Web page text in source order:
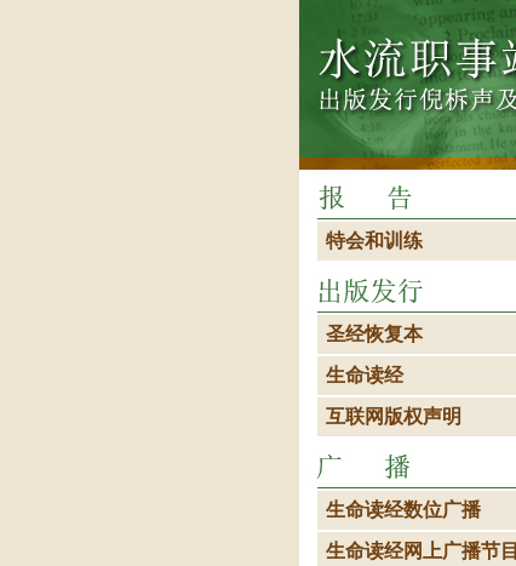
特会和训练
圣经恢复本
生命读经
互联网版权声明
生命读经数位广播
生命读经网上广播节目